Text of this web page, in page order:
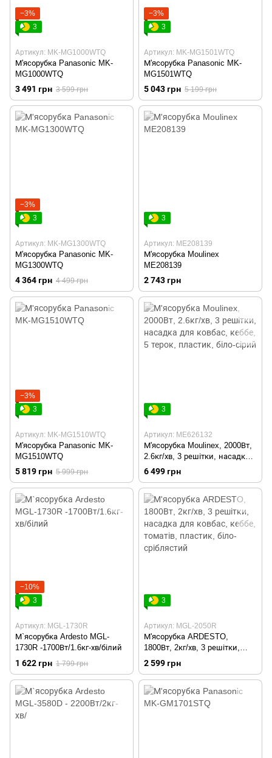
−3%
3
Артикул: MK-MG1000WTQ
М'ясорубка Panasonic MK-
MG1000WTQ
3 491 грн 3 599 грн
−3%
3
Артикул: MK-MG1501WTQ
М'ясорубка Panasonic MK-
MG1501WTQ
5 043 грн 5 199 грн
−3%
3
Артикул: MK-MG1300WTQ
М'ясорубка Panasonic MK-
MG1300WTQ
4 364 грн 4 499 грн
3
Артикул: ME208139
М'ясорубка Moulinex
ME208139
2 743 грн
−3%
3
Артикул: MK-MG1510WTQ
М'ясорубка Panasonic MK-
MG1510WTQ
5 819 грн 5 999 грн
3
Артикул: ME626132
М'ясорубка Moulinex, 2000Вт,
2.6кг/хв, 3 решітки, насадка
для ковбас, кеббе, 5 терок,
пластик, біло-сірий
6 499 грн
−10%
3
Артикул: MGL-1730R
М`ясорубка Ardesto MGL-
1730R -1700Вт/1.6кг-хв/білий
1 622 грн 1 799 грн
3
Артикул: MGL-2050R
М'ясорубка ARDESTO,
1800Вт, 2кг/хв, 3 решітки,
насадка для ковбас, кеббе,
томатів, пластик, біло-
сріблястий
2 599 грн